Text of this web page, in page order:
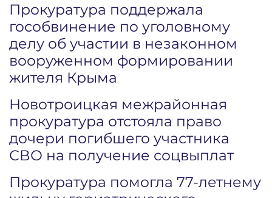
Прокуратура поддержала
гособвинение по уголовному
делу об участии в незаконном
вооруженном формировании
жителя Крыма
Новотроицкая межрайонная
прокуратура отстояла право
дочери погибшего участника
СВО на получение соцвыплат
Прокуратура помогла 77-летнему